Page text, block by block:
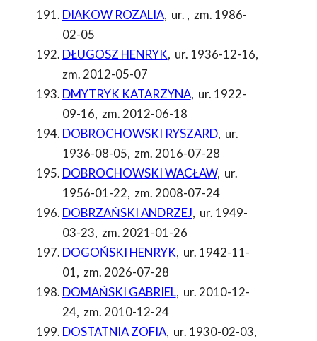
DIAKOW ROZALIA, ur. , zm. 1986-
02-05
DŁUGOSZ HENRYK, ur. 1936-12-16,
zm. 2012-05-07
DMYTRYK KATARZYNA, ur. 1922-
09-16, zm. 2012-06-18
DOBROCHOWSKI RYSZARD, ur.
1936-08-05, zm. 2016-07-28
DOBROCHOWSKI WACŁAW, ur.
1956-01-22, zm. 2008-07-24
DOBRZAŃSKI ANDRZEJ, ur. 1949-
03-23, zm. 2021-01-26
DOGOŃSKI HENRYK, ur. 1942-11-
01, zm. 2026-07-28
DOMAŃSKI GABRIEL, ur. 2010-12-
24, zm. 2010-12-24
DOSTATNIA ZOFIA, ur. 1930-02-03,